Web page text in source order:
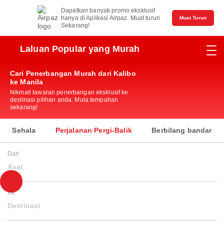
Dapatkan banyak promo eksklusif
hanya di Aplikasi Airpaz. Muat turun
Sekarang!
Muat Turun
Laluan Popular yang Murah
Cari Penerbangan Murah dari Kalibo
ke Manila
Nikmati tawaran penerbangan eksklusif ke
destinasi pilihan anda. Mula tempahan
sekarang!
Sehala Perjalanan Pergi-Balik Berbilang bandar
Dari
Asal
Ke
Destinasi